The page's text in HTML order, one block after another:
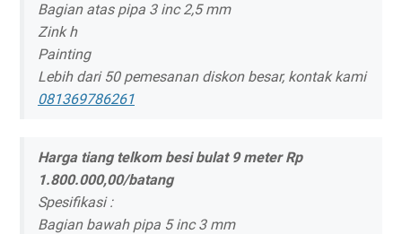
Bagian atas pipa 3 inc 2,5 mm
Zink h
Painting
Lebih dari 50 pemesanan diskon besar, kontak kami
081369786261
Harga tiang telkom besi bulat 9 meter Rp
1.800.000,00/batang
Spesifikasi :
Bagian bawah pipa 5 inc 3 mm